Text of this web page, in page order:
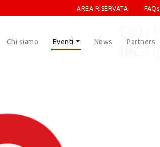
AREA RISERVATA FAQs
Chi siamo Eventi News Partners